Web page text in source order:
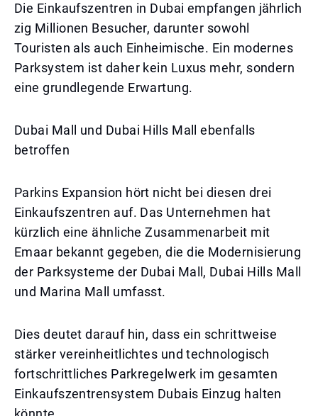
Die Einkaufszentren in Dubai empfangen jährlich
zig Millionen Besucher, darunter sowohl
Touristen als auch Einheimische. Ein modernes
Parksystem ist daher kein Luxus mehr, sondern
eine grundlegende Erwartung.
Dubai Mall und Dubai Hills Mall ebenfalls
betroffen
Parkins Expansion hört nicht bei diesen drei
Einkaufszentren auf. Das Unternehmen hat
kürzlich eine ähnliche Zusammenarbeit mit
Emaar bekannt gegeben, die die Modernisierung
der Parksysteme der Dubai Mall, Dubai Hills Mall
und Marina Mall umfasst.
Dies deutet darauf hin, dass ein schrittweise
stärker vereinheitlichtes und technologisch
fortschrittliches Parkregelwerk im gesamten
Einkaufszentrensystem Dubais Einzug halten